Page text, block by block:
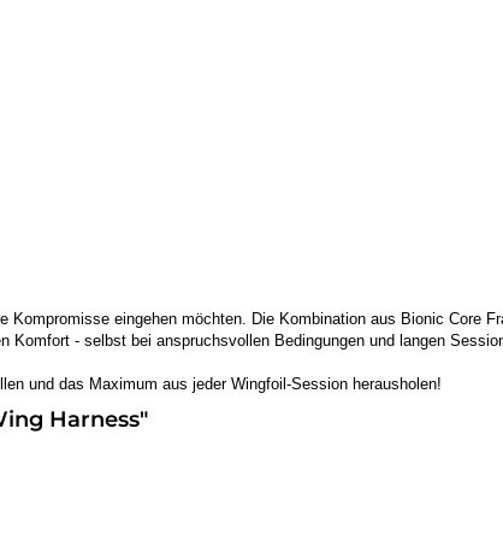
eingehen möchten. Die Kombination aus Bionic Core
- selbst bei anspruchsvollen Bedingungen und langen
und das Maximum aus jeder Wingfoil-Session herausholen!
Harness"